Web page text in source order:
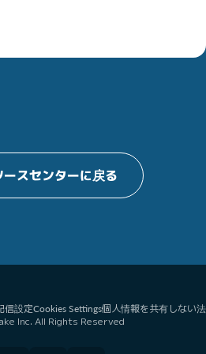
ースセンターに戻る
信設定Cookies Settings個人情報を共有しない
Inc. All Rights Reserved